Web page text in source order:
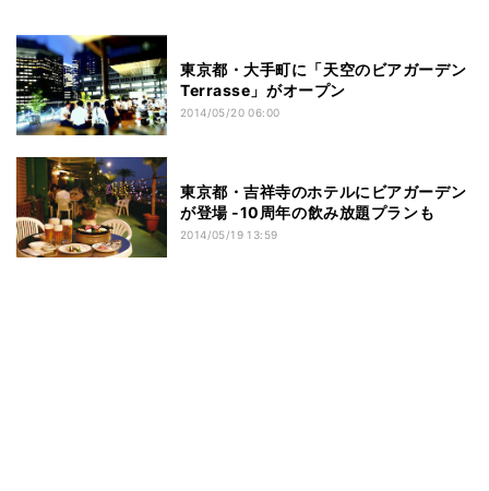
東京都・大手町に「天空のビアガーデン
Terrasse」がオープン
2014/05/20 06:00
東京都・吉祥寺のホテルにビアガーデン
が登場 -10周年の飲み放題プランも
2014/05/19 13:59